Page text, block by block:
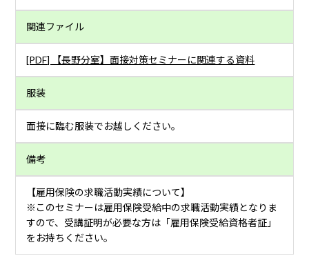
関連ファイル
[PDF] 【長野分室】面接対策セミナーに関連する資料
服装
面接に臨む服装でお越しください。
備考
【雇用保険の求職活動実績について】
※このセミナーは雇用保険受給中の求職活動実績となりま
すので、受講証明が必要な方は「雇用保険受給資格者証」
をお持ちください。